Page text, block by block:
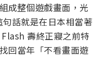
成整個遊戲畫面，光
話就是在日本相當著
壽終正寢之前特
回當年「不看畫面遊